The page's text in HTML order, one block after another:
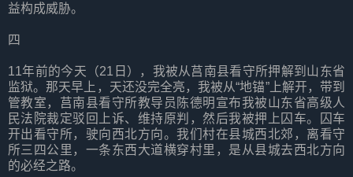
益构成威胁。
四
11年前的今天（21日），我被从莒南县看守所押解到山东省
监狱。那天早上，天还没完全亮，我被从“地锚”上解开，带到
管教室，莒南县看守所教导员陈德明宣布我被山东省高级人
民法院裁定驳回上诉、维持原判，然后我被押上囚车。囚车
开出看守所，驶向西北方向。我们村在县城西北郊，离看守
所三四公里，一条东西大道横穿村里，是从县城去西北方向
的必经之路。